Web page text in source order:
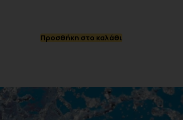
Προσθήκη στο καλάθι